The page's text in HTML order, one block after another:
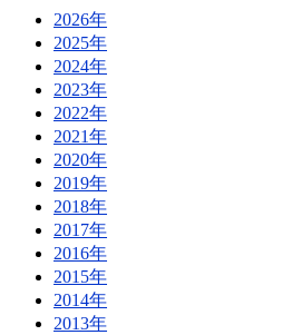
2026年
2025年
2024年
2023年
2022年
2021年
2020年
2019年
2018年
2017年
2016年
2015年
2014年
2013年